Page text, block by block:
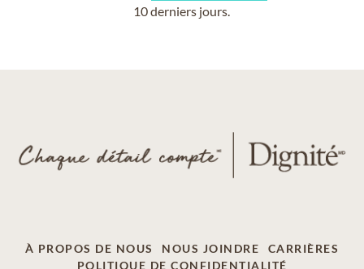
10 derniers jours.
À PROPOS DE NOUS NOUS JOINDRE
CARRIÈRES
POLITIQUE DE CONFIDENTIALITÉ